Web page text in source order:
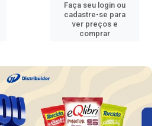
Faça seu login ou
cadastre-se para
ver preços e
comprar